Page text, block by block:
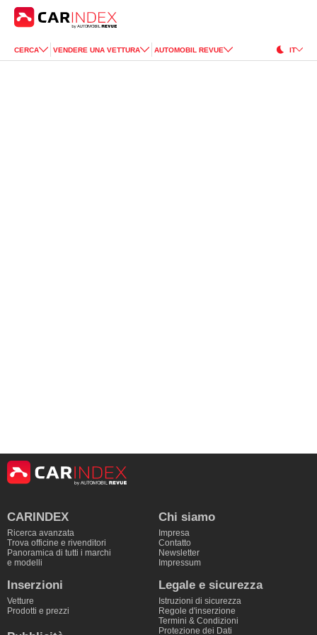
CERCA VENDERE UNA VETTURA AUTOMOBIL REVUE IT
CARINDEX
Ricerca avanzata
Trova officine e rivenditori
Panoramica di tutti i marchi
e modelli
Chi siamo
Impresa
Contatto
Newsletter
Impressum
Inserzioni
Vetture
Prodotti e prezzi
Legale e sicurezza
Istruzioni di sicurezza
Regole d'inserzione
Termini & Condizioni
Protezione dei Dati